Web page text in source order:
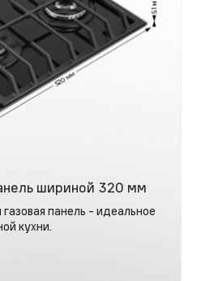
шириной 320 мм
панель - идеальное
кухни.